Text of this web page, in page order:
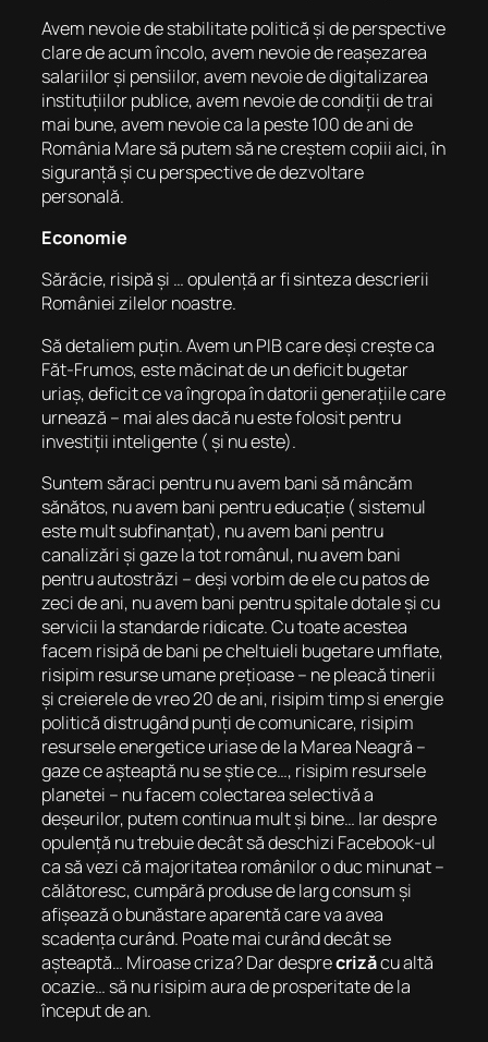
Avem nevoie de stabilitate politică și de perspective
clare de acum încolo, avem nevoie de reașezarea
salariilor și pensiilor, avem nevoie de digitalizarea
instituțiilor publice, avem nevoie de condiții de trai
mai bune, avem nevoie ca la peste 100 de ani de
România Mare să putem să ne creștem copiii aici, în
siguranță și cu perspective de dezvoltare
personală.
Economie
Sărăcie, risipă și … opulențăar fi sinteza descrierii
României zilelor noastre.
Să detaliem puțin. Avem un PIB care deși crește ca
Făt-Frumos, este măcinat de un deficit bugetar
uriaș, deficit ce va îngropa în datorii generațiile care
urnează – mai ales dacă nu este folosit pentru
investiții inteligente ( și nu este).
Suntem săraci pentru nu avem bani să mâncăm
sănătos, nu avem bani pentru educație ( sistemul
este mult subfinanțat), nu avem bani pentru
canalizări și gaze la tot românul, nu avem bani
pentru autostrăzi – deși vorbim de ele cu patos de
zeci de ani, nu avem bani pentru spitale dotale și cu
servicii la standarde ridicate. Cu toate acestea
facem risipă de bani pe cheltuieli bugetare umflate,
risipim resurse umane prețioase – ne pleacă tinerii
și creierele de vreo 20 de ani, risipim timp si energie
politică distrugând punți de comunicare, risipim
resursele energetice uriase de la Marea Neagră –
gaze ce așteaptă nu se știe ce…, risipim resursele
planetei – nu facem colectarea selectivă a
deșeurilor, putem continua mult și bine… Iar despre
opulență nu trebuie decât să deschizi Facebook-ul
ca să vezi că majoritatea românilor o duc minunat –
călătoresc, cumpără produse de larg consum și
afișează o bunăstare aparentă care va avea
scadența curând. Poate mai curând decât se
așteaptă… Miroase criza? Dar desprecrizăcu altă
ocazie… să nu risipim aura de prosperitate de la
început de an.